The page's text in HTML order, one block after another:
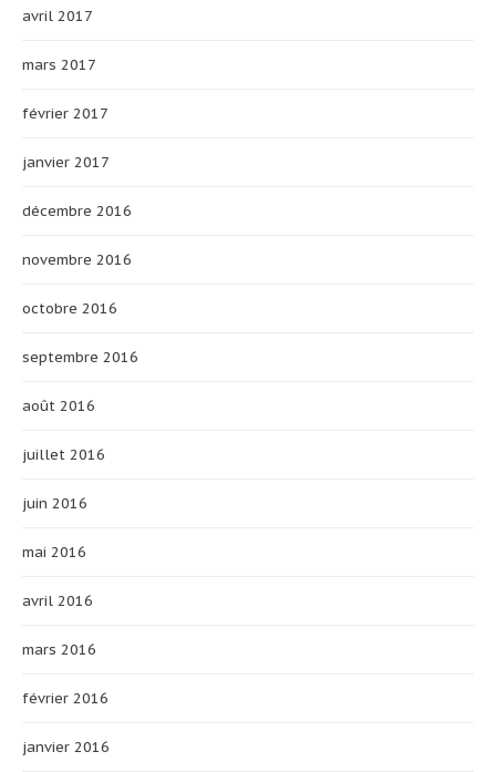
avril 2017
mars 2017
février 2017
janvier 2017
décembre 2016
novembre 2016
octobre 2016
septembre 2016
août 2016
juillet 2016
juin 2016
mai 2016
avril 2016
mars 2016
février 2016
janvier 2016